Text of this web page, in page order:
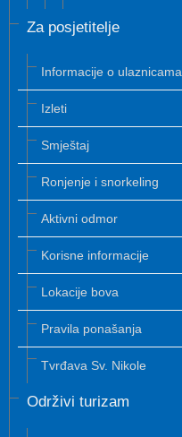
Za posjetitelje
Informacije o ulaznicama
Izleti
Smještaj
Ronjenje i snorkeling
Aktivni odmor
Korisne informacije
Lokacije bova
Pravila ponašanja
Tvrđava Sv. Nikole
Održivi turizam